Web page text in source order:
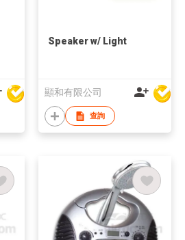
Speaker w/ Light
顯和有限公司
查詢